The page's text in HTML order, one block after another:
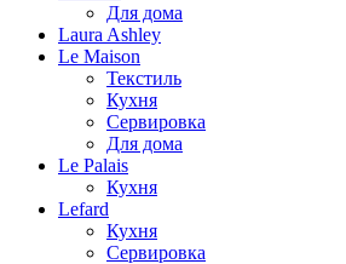
Для дома
Laura Ashley
Le Maison
Текстиль
Кухня
Сервировка
Для дома
Le Palais
Кухня
Lefard
Кухня
Сервировка